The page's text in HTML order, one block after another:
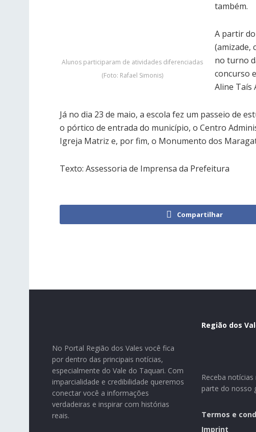
Alunos participaram de atividades diferenciadas
(Foto: Rafael Simonis)
também.
A partir
(amizade,
no turno
concurso
Aline Taís
Já no dia 23 de maio, a escola fez um passeio de
o pórtico de entrada do município, o Centro
Igreja Matriz e, por fim, o Monumento dos
Texto: Assessoria de Imprensa da Prefeitura
Compartilhar
No Portal Região dos Vales você fica
por dentro das principais notícias,
especialmente do Vale do Taquari. Com
imparcialidade e credibilidade queremos
conectar você a informações
verdadeiras e inspirar com histórias
reais.
Região dos
Receba
parte do nosso
Termos e
Imprint